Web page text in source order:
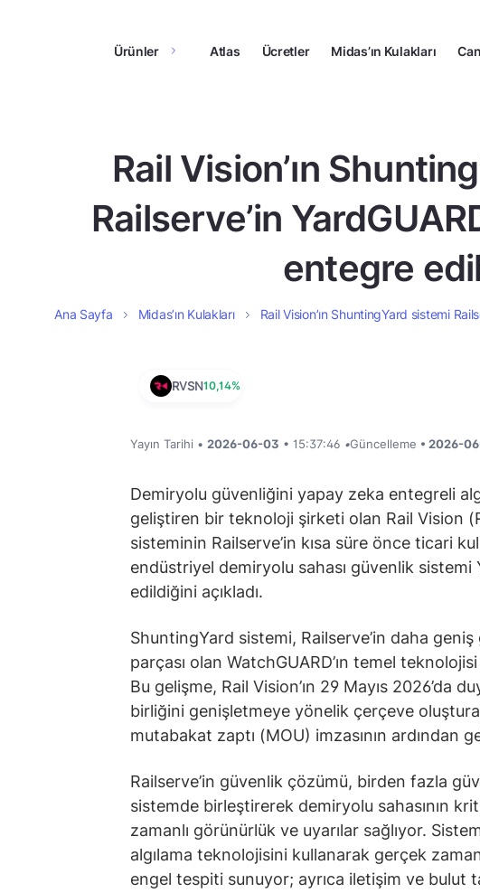
Ürünler Atlas Ücretler Midas’ın Kulakları
Rail Vision’ın
Railserve’in
entegre
Ana Sayfa Midas’ın Kulakları Rail Vision’ın ShuntingYard sistemi
RVSN10,14%
Yayın Tarihi • 2026-06-03 • 15:37:46 •Güncelleme • 2026-
Demiryolu güvenliğini yapay zeka entegreli
geliştiren bir teknoloji şirketi olan Rail Vision
sisteminin Railserve’in kısa süre önce ticari
endüstriyel demiryolu sahası güvenlik sistemi
edildiğini açıkladı.
ShuntingYard sistemi, Railserve’in daha
parçası olan WatchGUARD’ın temel
Bu gelişme, Rail Vision’ın 29 Mayıs 2026’da
birliğini genişletmeye yönelik çerçeve
mutabakat zaptı (MOU) imzasının ardından
Railserve’in güvenlik çözümü, birden fazla
sistemde birleştirerek demiryolu sahasının
zamanlı görünürlük ve uyarılar sağlıyor.
algılama teknolojisini kullanarak gerçek
engel tespiti sunuyor; ayrıca iletişim ve bulut